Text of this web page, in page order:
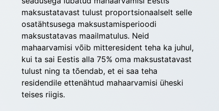
maksusta­tavast tulust proportsionaalselt selle
osatähtsusega maksustamis­perioodi
maksustatavas maailmatulus. Neid
mahaarvamisi võib mitteresident teha ka juhul,
kui ta sai Eestis alla 75% oma maksustatavast
tulust ning ta tõendab, et ei saa teha
residendile ettenähtud mahaarvamisi üheski
teises riigis.